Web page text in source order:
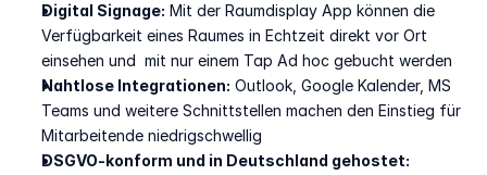
Digital Signage: Mit der Raumdisplay App können die
Verfügbarkeit eines Raumes in Echtzeit direkt vor Ort
einsehen und  mit nur einem Tap Ad hoc gebucht werden
Nahtlose Integrationen: Outlook, Google Kalender, MS
Teams und weitere Schnittstellen machen den Einstieg für
Mitarbeitende niedrigschwellig
DSGVO-konform und in Deutschland gehostet: